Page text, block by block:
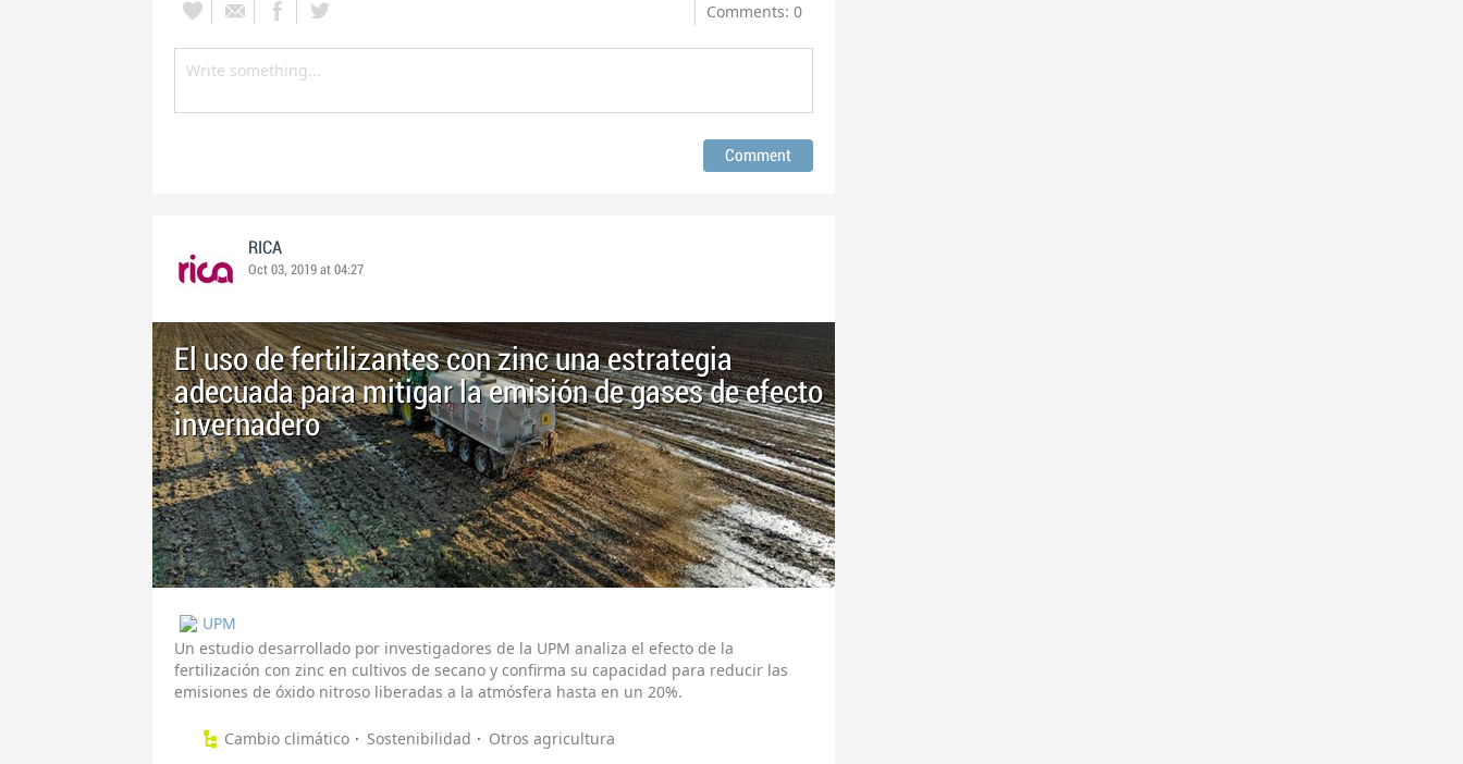
Comments: 0
RICA
Oct 03, 2019 at 04:27
El uso de fertilizantes con zinc una estrategia
adecuada para mitigar la emisión de gases de efecto
invernadero
UPM
Un estudio desarrollado por investigadores de la UPM analiza el efecto de la
fertilización con zinc en cultivos de secano y confirma su capacidad para reducir las
emisiones de óxido nitroso liberadas a la atmósfera hasta en un 20%.
Cambio climático Sostenibilidad
Otros agricultura